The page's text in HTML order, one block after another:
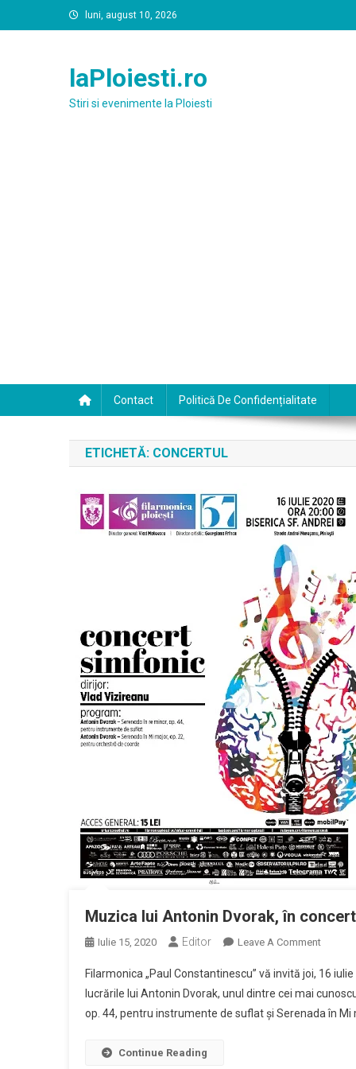
to
luni, august 10, 2026
laPloiesti.ro
Stiri si evenimente la Ploiesti
Contact Politică De Confidențialitate
ETICHETĂ: CONCERTUL
Muzica lui Antonin Dvorak, în
Iulie 15, 2020 Editor Leave A CommentOn
Lui
Antonin
Dvorak,
Filarmonica „Paul Constantinescu” vă invită joi, 16
lucrările lui Antonin Dvorak, unul dintre cei mai
op. 44, pentru instrumente de suflat şi Serenada în Mi
Continue Reading